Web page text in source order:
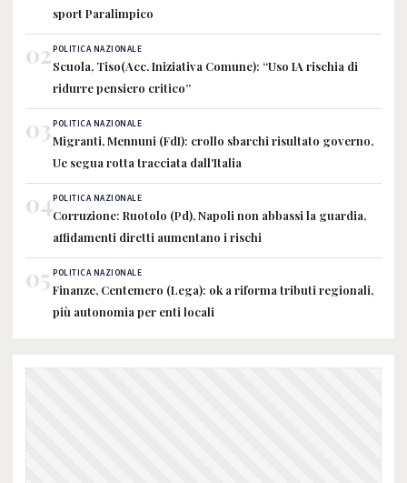
sport Paralimpico
02POLITICA NAZIONALE
Scuola, Tiso(Acc. Iniziativa Comune): “Uso IA rischia di
ridurre pensiero critico”
03POLITICA NAZIONALE
Migranti, Mennuni (FdI): crollo sbarchi risultato governo,
Ue segua rotta tracciata dall'Italia
04POLITICA NAZIONALE
Corruzione: Ruotolo (Pd), Napoli non abbassi la guardia,
affidamenti diretti aumentano i rischi
05 POLITICA NAZIONALE
Finanze, Centemero (Lega): ok a riforma tributi regionali,
più autonomia per enti locali